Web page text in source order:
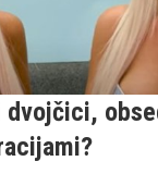
hkrati ena
igranje v
na
nekatera
teden in da je
dvojčici,